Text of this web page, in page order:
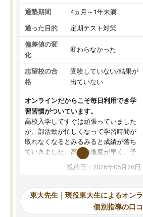
通塾期間 4ヵ月～1年未満
通った目的 定期テスト対策
偏差値の変
化
変わらなかった
志望校の合
格
受験していない/結果が
出ていない
オンラインだからこそ毎日利用でき学
習習慣がついています。
高校入学してすぐは頑張っていました
が、部活動が忙しくなって学習時間が
取れなくなるとみるみると成績が落ち
ていきました。高校の進度が早く、子
供も家に帰って勉強の話すると嫌な反
応を示します。東大先生にお願いして
れるので、親としても安心です。毎日
使える自習室とかもあり、わからない
ところがあれば先生が回答してくれる
投稿日：2026年06月26日
東大先生｜現役東大生によるオン
個別指導の口